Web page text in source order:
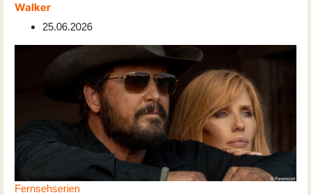
Walker
25.06.2026
Fernsehserien